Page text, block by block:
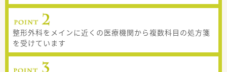
整形外科をメインに近くの医療機関から複数科目の処方箋
を受けています